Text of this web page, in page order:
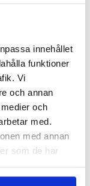
innehållet
funktioner
Vi
och annan
och
med.
med annan
som de har
rätt